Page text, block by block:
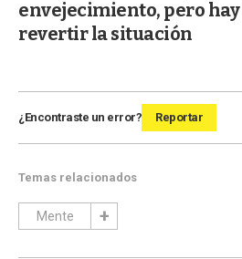
envejecimiento, pero
revertir la situación
¿Encontraste un error? Reportar
Temas relacionados
Mente